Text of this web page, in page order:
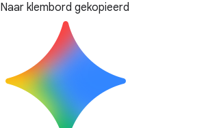
Naar klembord gekopieerd